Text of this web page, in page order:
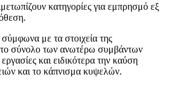
κατηγορίες για εμπρησμό εξ
με τα στοιχεία της
σύνολο των ανωτέρω συμβάντων
εργασίες και ειδικότερα την καύση
και το κάπνισμα κυψελών.